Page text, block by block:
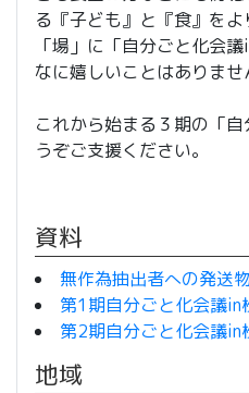
る『子ども』と『食』を
「場」に「自分ごと化会
なに嬉しいことはありませ
これから始まる３期の「
うぞご支援ください。
資料
無作為抽出者への発送
第1期自分ごと化会議in
第2期自分ごと化会議in
地域